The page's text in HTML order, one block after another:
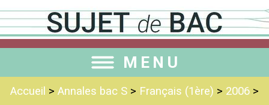
MENU
Accueil > Annales bac S > Français (1ère) > 2006 >